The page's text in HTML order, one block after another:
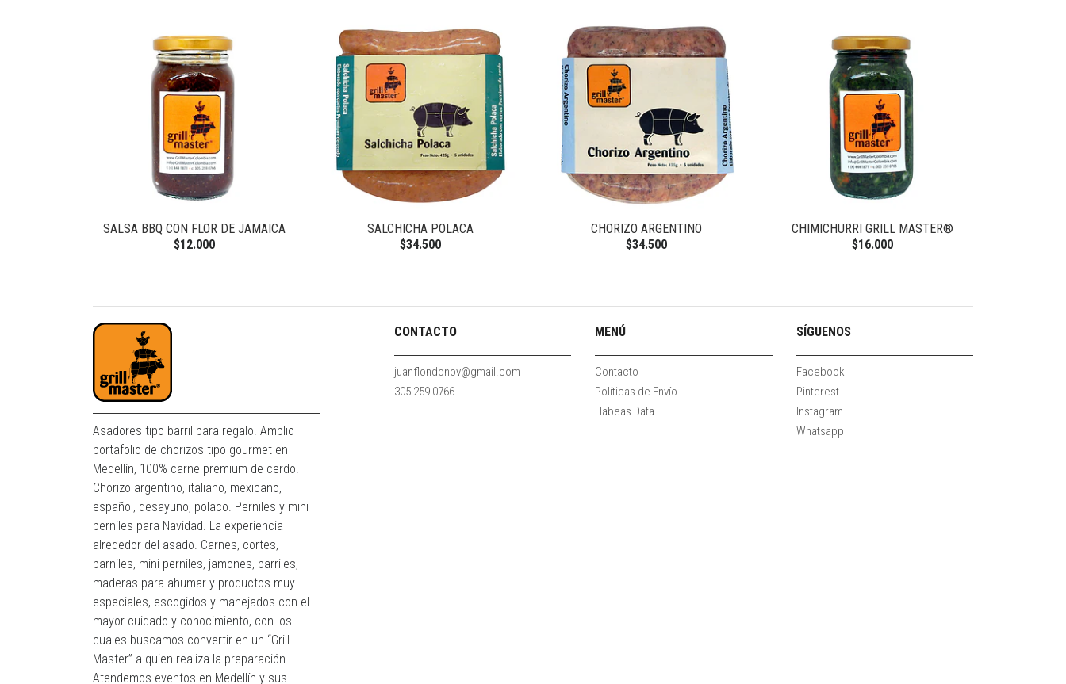
SALSA BBQ CON FLOR DE JAMAICA
$12.000
SALCHICHA POLACA
$34.500
CHORIZO ARGENTINO
$34.500
CHIMICHURRI GRILL MASTER®
$16.000
Asadores tipo barril para regalo. Amplio
portafolio de chorizos tipo gourmet en
Medellín, 100% carne premium de cerdo.
Chorizo argentino, italiano, mexicano,
español, desayuno, polaco. Perniles y mini
perniles para Navidad. La experiencia
alrededor del asado. Carnes, cortes,
parniles, mini perniles, jamones, barriles,
maderas para ahumar y productos muy
especiales, escogidos y manejados con el
mayor cuidado y conocimiento, con los
cuales buscamos convertir en un “Grill
Master” a quien realiza la preparación.
Atendemos eventos en Medellín y sus
CONTACTO
juanflondonov@gmail.com
305 259 0766
MENÚ
Contacto
Políticas de Envío
Habeas Data
SÍGUENOS
Facebook
Pinterest
Instagram
Whatsapp